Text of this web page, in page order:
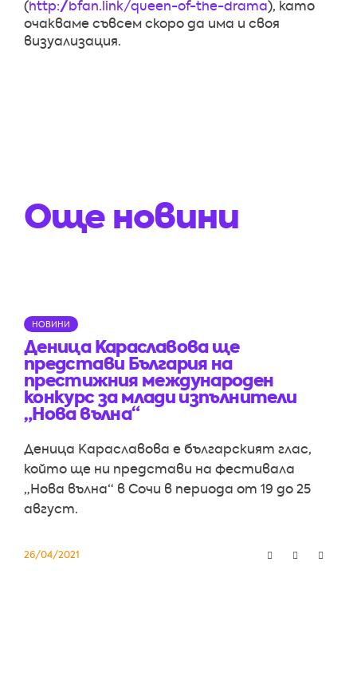
( http://bfan.link/queen-of-the-drama), като
очакваме съвсем скоро да има и своя
визуализация.
Още новини
НОВИНИ
Деница Караславова ще
представи България на
престижния международен
конкурс за млади изпълнители
„Нова вълна“
Деница Караславова е българският глас,
който ще ни представи на фестивала
„Нова вълна“ в Сочи в периода от 19 до 25
август.
26/04/2021